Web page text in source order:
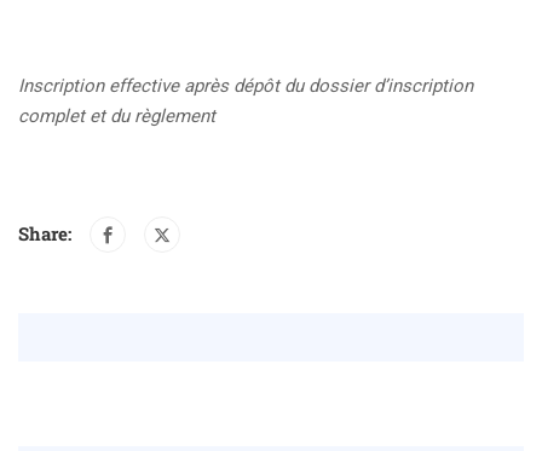
Inscription effective après dépôt du dossier d’inscription
complet et du règlement
Share: